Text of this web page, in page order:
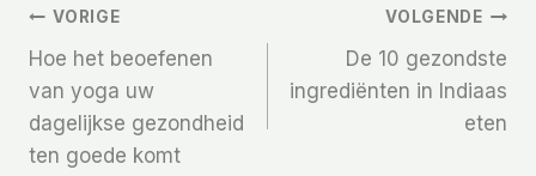
Bericht
Navigatie
VORIGE
Hoe het beoefenen
van yoga uw
dagelijkse gezondheid
ten goede komt
VOLGENDE
De 10 gezondste
ingrediënten in Indiaas
eten